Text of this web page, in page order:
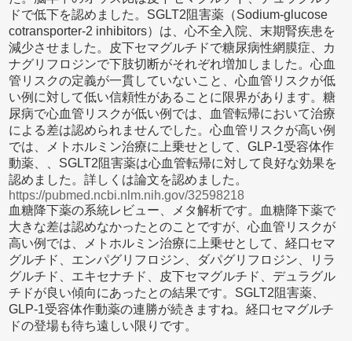
ドで低下を認めました。SGLT2阻害薬（Sodium-glucose
cotransporter-2 inhibitors）は、心不全入院、末期腎疾患を
減少させました。皮下セマグルチドで糖尿病性網膜症、カ
ナグリフロジンで下肢切断がそれぞれ増加しました。心血
管リスクの定義が一貫していないこと、心血管リスクが低
い例に対して低い信頼性があることに限界があります。糖
尿病で心血管リスクが低い例では、血管転帰において治療
による差は認められませんでした。心血管リスクが高い例
では、メトホルミン治療に上乗せとして、GLP-1受容体作
動薬、、SGLT2阻害薬は心血管転帰に対して良好な効果を
認めました。詳しくは論文を認めました。
https://pubmed.ncbi.nlm.nih.gov/32598218
血糖降下薬の系統レビュー、メタ解析です。血糖降下薬で
大きな差は認めなかったとのことですが、心血管リスクが
高い例では、メトホルミン治療に上乗せとして、経口セマ
グルチド、エンパグリフロジン、ダパグリフロジン、リラ
グルチド、エキセナチド、皮下セマグルチド、デュラグル
チドが良い傾向にあったとの結果です。SGLT2阻害薬、
GLP-1受容体作動薬の連勝が続きますね。経口セマグルチ
ドの登場も待ち遠しい限りです。